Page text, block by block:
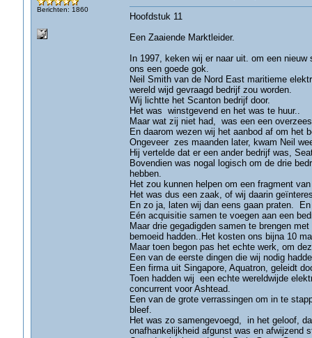
Berichten: 1860
Hoofdstuk 11
Een Zaaiende
In 1997, keken wij er naar uit. om een
ons een goede gok.
Neil Smith van de Nord East maritieme
wereld wijd gevraagd bedrijf zou worden.
Wij lichtte het Scanton bedrijf door.
Het was winstgevend en het was te huur..
Maar wat zij niet had, was een een
En daarom wezen wij het aanbod af om het
Ongeveer zes maanden later, kwam Neil
Hij vertelde dat er een ander bedrijf was,
Bovendien was nogal logisch om de drie
hebben.
Het zou kunnen helpen om een fragment
Het was dus een zaak, of wij daarin
En zo ja, laten wij dan eens gaan praten.
Eén acquisitie samen te voegen aan een
Maar drie gegadigden samen te brengen
bemoeid hadden..Het kosten ons bijna 10
Maar toen begon pas het echte werk, om
Een van de eerste dingen die wij nodig
Een firma uit Singapore, Aquatron, geleidt
Toen hadden wij een echte wereldwijde
concurrent voor Ashtead.
Een van de grote verrassingen om in te
bleef.
Het was zo samengevoegd, in het geloof,
onafhankelijkheid afgunst was en afwijzend